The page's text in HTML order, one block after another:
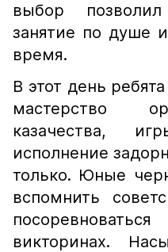
выбор
занятие по душе
время.
В этот день
мастерство
казачества,
исполнение
только. Юные
вспомнить
викторинах.